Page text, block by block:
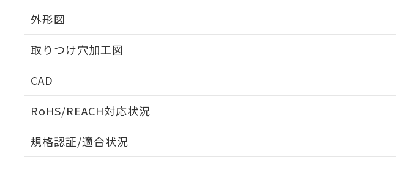
外形図
取りつけ穴加工図
CAD
RoHS/REACH対応状況
EU RoHS 注意事項・凡例
規格認証/適合状況